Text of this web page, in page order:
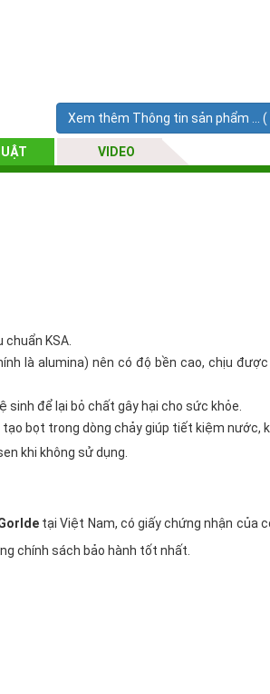
Xem thêm Thông tin sản phẩm ... (
VIDEO
KSA.
là alumina) nên có độ bền cao, chịu
sinh để lại bỏ chất gây hại cho sức khỏe.
bọt trong dòng chảy giúp tiết kiệm nước,
khi không sử dụng.
tại Việt Nam, có giấy chứng nhận của
chính sách bảo hành tốt nhất.